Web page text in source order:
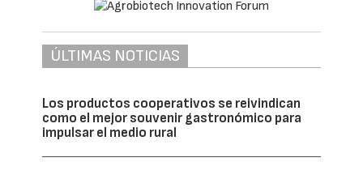
ÚLTIMAS NOTICIAS
Los productos cooperativos se reivindican
como el mejor souvenir gastronómico para
impulsar el medio rural